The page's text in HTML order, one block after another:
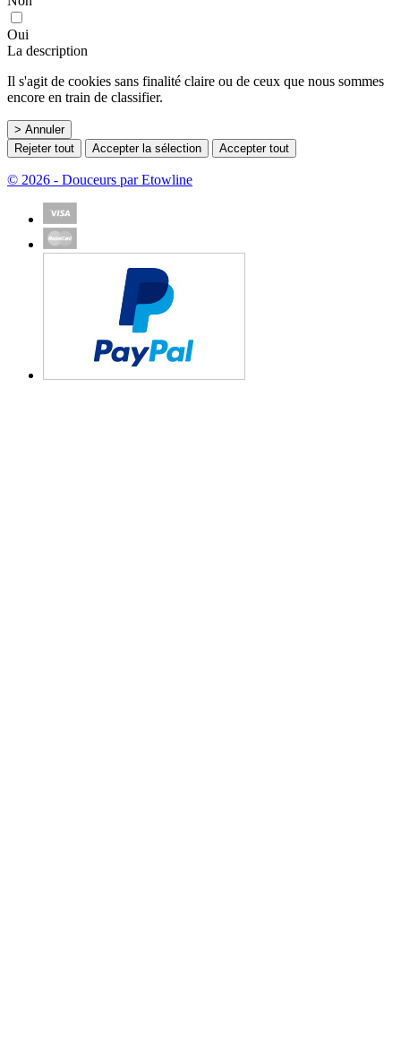
Oui
La description
Il s'agit de cookies sans finalité claire ou de ceux que nous sommes
encore en train de classifier.
> Annuler
Rejeter tout
Accepter la sélection Accepter tout
© 2026 - Douceurs par Etowline